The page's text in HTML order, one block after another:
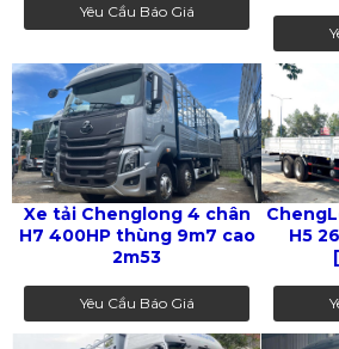
Yêu Cầu Báo Giá
Xe tải Chenglong 4 chân
H7 400HP thùng 9m7 cao
2m53
Yêu Cầu Báo Giá
H5